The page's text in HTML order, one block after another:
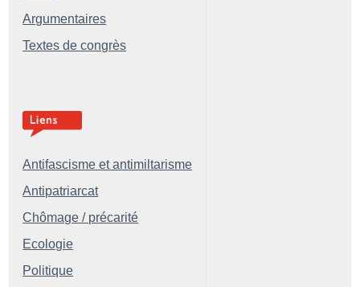
Argumentaires
Textes de congrès
Antifascisme et antimiltarisme
Antipatriarcat
Chômage / précarité
Ecologie
Politique